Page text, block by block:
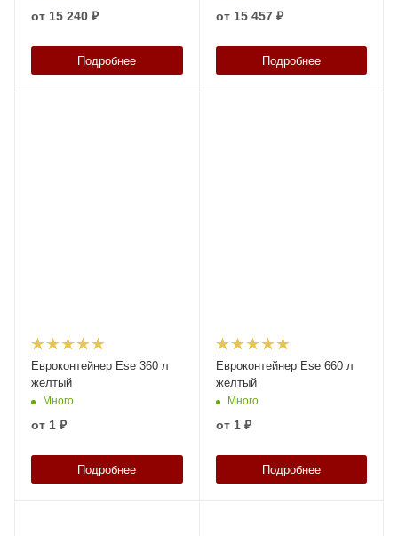
от 15 240 ₽
Подробнее
от 15 457 ₽
Подробнее
Евроконтейнер Ese 360 л
желтый
Много
от 1 ₽
Подробнее
Евроконтейнер Ese 660 л
желтый
Много
от 1 ₽
Подробнее